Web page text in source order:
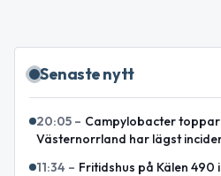
Senaste nytt
20:05 – Campylobacter
Västernorrland har lägst
11:34 – Fritidshus på Kälen